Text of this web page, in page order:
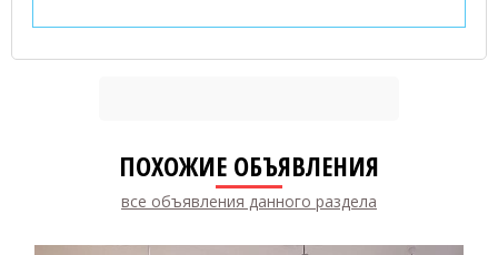
ПОХОЖИЕ ОБЪЯВЛЕНИЯ
все объявления данного раздела